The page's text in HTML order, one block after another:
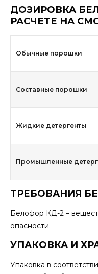
ДОЗИРОВКА
РАСЧЕТЕ НА
Обычные порошки
Составные порошки
Жидкие детергенты
Промышленные
ТРЕБОВАНИЯ
Белофор КД-2 –
опасности.
УПАКОВКА И
Упаковка в